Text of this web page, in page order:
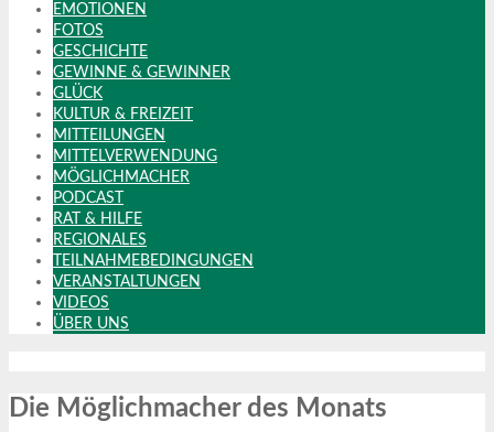
EMOTIONEN
FOTOS
GESCHICHTE
GEWINNE & GEWINNER
GLÜCK
KULTUR & FREIZEIT
MITTEILUNGEN
MITTELVERWENDUNG
MÖGLICHMACHER
PODCAST
RAT & HILFE
REGIONALES
TEILNAHMEBEDINGUNGEN
VERANSTALTUNGEN
VIDEOS
ÜBER UNS
Die Möglichmacher des Monats